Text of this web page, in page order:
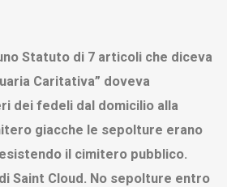
Statuto di 7 articoli che diceva
Caritativa” doveva
dei fedeli dal domicilio alla
giacche le sepolture erano
il cimitero pubblico.
Saint Cloud. No sepolture entro